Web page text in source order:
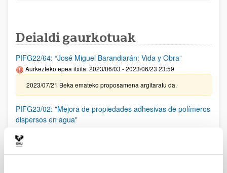
Deialdi gaurkotuak
PIFG22/64: “José Miguel Barandiarán: Vida y Obra”
Aurkezteko epea itxita: 2023/06/03 - 2023/06/23 23:59
2023/07/21 Beka emateko proposamena argitaratu da.
PIFG23/02: "Mejora de propiedades adhesivas de polímeros
dispersos en agua"